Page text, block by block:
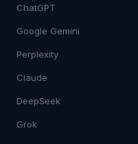
ChatGPT
Google Gemini
Perplexity
Claude
DeepSeek
Grok